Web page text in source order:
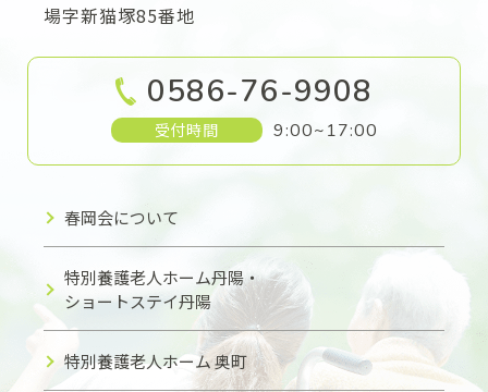
場字新猫塚85番地
0586-76-9908
受付時間 9:00~17:00
春岡会について
特別養護老人ホーム丹陽・
ショートステイ丹陽
特別養護老人ホーム 奥町